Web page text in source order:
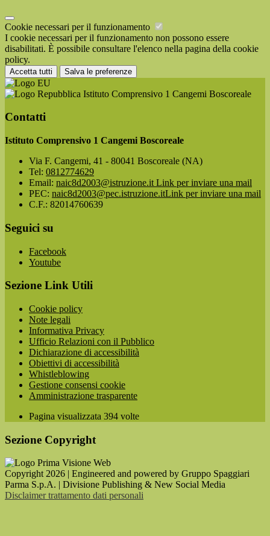
Cookie necessari per il funzionamento
I cookie necessari per il funzionamento non possono essere
disabilitati. È possibile consultare l'elenco nella pagina della cookie
policy.
Accetta tutti Salva le preferenze
Istituto Comprensivo 1 Cangemi Boscoreale
Contatti
Istituto Comprensivo 1 Cangemi Boscoreale
Via F. Cangemi, 41 - 80041 Boscoreale (NA)
Tel: 0812774629
Email: naic8d2003@istruzione.it Link per inviare una mail
PEC: naic8d2003@pec.istruzione.itLink per inviare una mail
C.F.: 82014760639
Seguici su
Facebook
Youtube
Sezione Link Utili
Cookie policy
Note legali
Informativa Privacy
Ufficio Relazioni con il Pubblico
Dichiarazione di accessibilità
Obiettivi di accessibilità
Whistleblowing
Gestione consensi cookie
Amministrazione trasparente
Pagina visualizzata 394 volte
Sezione Copyright
Copyright 2026 | Engineered and powered by Gruppo Spaggiari
Parma S.p.A. | Divisione Publishing & New Social Media
Disclaimer trattamento dati personali